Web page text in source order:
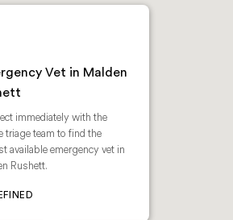
Vet in Malden
immediately with the
triage team to find the
available emergency vet in
Rushett.